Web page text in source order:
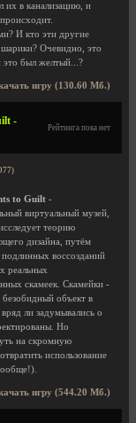
их в канализацию, и
И кто эти другие
Очевидно, это
это был желтый...?
игру (130.60 Мб.)
-
Рейтинга пока нет
to Guilt -
виртуальный музей,
теорию
дизайна, путём
подлинных воссозданий
реальных
скамеек. Скамейки -
безобидный объект в
ли задумывались о
Но
на скромную
использование
игру (544.20 Мб.)